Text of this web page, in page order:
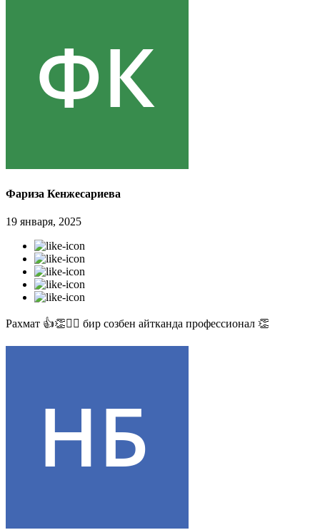
Фариза Кенжесариева
19 января, 2025
Рахмат 👍👏✊🏻 бир созбен айтканда профессионал 👏